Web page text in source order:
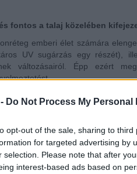
Do Not Process My Personal
opt-out of the sale, sharing to
for targeted advertising by
selection. Please note that after
interest-based ads based on
fontos a talaj közelében
emberi élet számára
UV sugárzás egy részét),
változásairól. Épp ezért
ózon) a nyári időszak egyik
csak az ember, hanem az
szembeni